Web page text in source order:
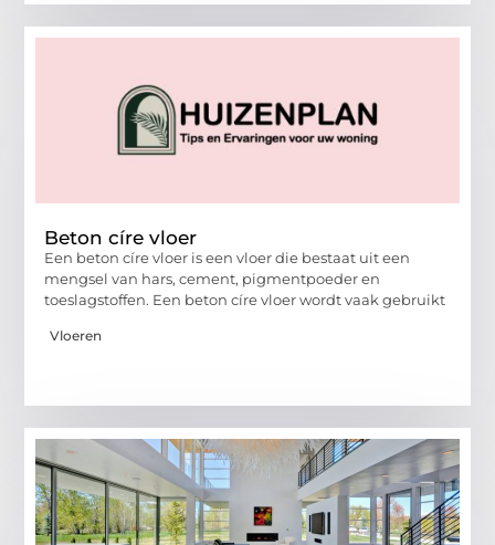
Beton círe vloer
Een beton círe vloer is een vloer die bestaat uit een
mengsel van hars, cement, pigmentpoeder en
toeslagstoffen. Een beton círe vloer wordt vaak gebruikt
Vloeren